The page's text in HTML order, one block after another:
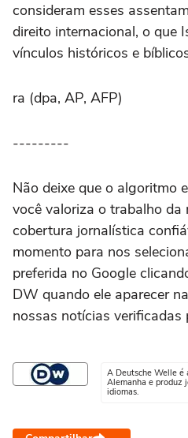
consideram esses
direito internacional, o que
vínculos históricos e
ra (dpa, AP, AFP)
---------
Não deixe que o algoritmo
você valoriza o trabalho da
cobertura jornalística
momento para nos
preferida no Google
DW quando ele aparecer
nossas notícias verificadas
A Deutsche Welle é
Alemanha e produz
idiomas.